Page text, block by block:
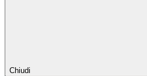
Chiudi